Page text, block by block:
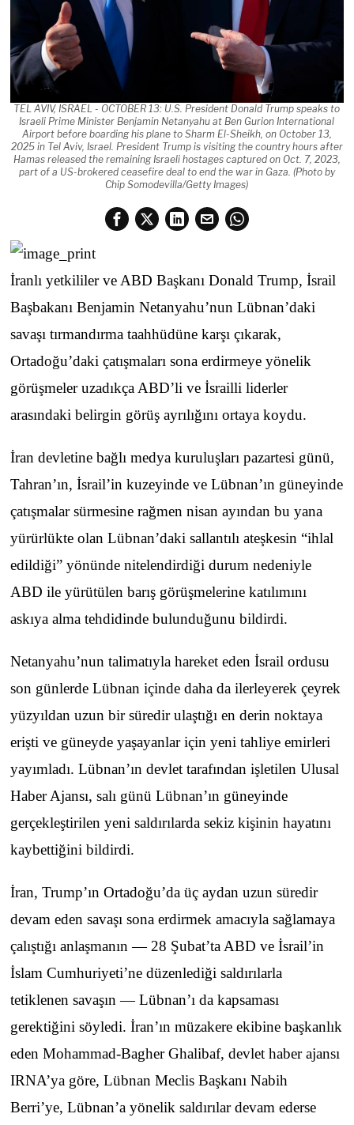
TEL AVIV, ISRAEL - OCTOBER 13: U.S. President Donald Trump speaks to
Israeli Prime Minister Benjamin Netanyahu at Ben Gurion International
Airport before boarding his plane to Sharm El-Sheikh, on October 13,
2025 in Tel Aviv, Israel. President Trump is visiting the country hours after
Hamas released the remaining Israeli hostages captured on Oct. 7, 2023,
part of a US-brokered ceasefire deal to end the war in Gaza. (Photo by
Chip Somodevilla/Getty Images)
İranlı yetkililer ve ABD Başkanı Donald Trump, İsrail
Başbakanı Benjamin Netanyahu’nun Lübnan’daki
savaşı tırmandırma taahhüdüne karşı çıkarak,
Ortadoğu’daki çatışmaları sona erdirmeye yönelik
görüşmeler uzadıkça ABD’li ve İsrailli liderler
arasındaki belirgin görüş ayrılığını ortaya koydu.
İran devletine bağlı medya kuruluşları pazartesi günü,
Tahran’ın, İsrail’in kuzeyinde ve Lübnan’ın güneyinde
çatışmalar sürmesine rağmen nisan ayından bu yana
yürürlükte olan Lübnan’daki sallantılı ateşkesin “ihlal
edildiği” yönünde nitelendirdiği durum nedeniyle
ABD ile yürütülen barış görüşmelerine katılımını
askıya alma tehdidinde bulunduğunu bildirdi.
Netanyahu’nun talimatıyla hareket eden İsrail ordusu
son günlerde Lübnan içinde daha da ilerleyerek çeyrek
yüzyıldan uzun bir süredir ulaştığı en derin noktaya
erişti ve güneyde yaşayanlar için yeni tahliye emirleri
yayımladı. Lübnan’ın devlet tarafından işletilen Ulusal
Haber Ajansı, salı günü Lübnan’ın güneyinde
gerçekleştirilen yeni saldırılarda sekiz kişinin hayatını
kaybettiğini bildirdi.
İran, Trump’ın Ortadoğu’da üç aydan uzun süredir
devam eden savaşı sona erdirmek amacıyla sağlamaya
çalıştığı anlaşmanın — 28 Şubat’ta ABD ve İsrail’in
İslam Cumhuriyeti’ne düzenlediği saldırılarla
tetiklenen savaşın — Lübnan’ı da kapsaması
gerektiğini söyledi. İran’ın müzakere ekibine başkanlık
eden Mohammad-Bagher Ghalibaf, devlet haber ajansı
IRNA’ya göre, Lübnan Meclis Başkanı Nabih
Berri’ye, Lübnan’a yönelik saldırılar devam ederse